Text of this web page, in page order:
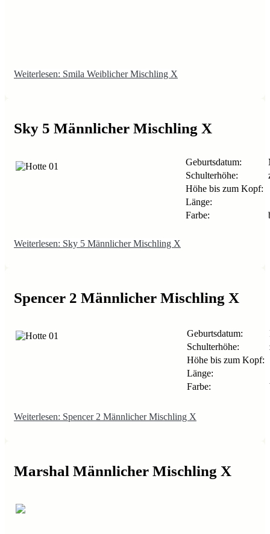
Weiterlesen: Smila Weiblicher Mischling X
Sky 5 Männlicher Mischling X
Geburtsdatum:
Schulterhöhe:
Höhe bis zum Kopf:
Länge:
Farbe:
Weiterlesen: Sky 5 Männlicher Mischling X
Spencer 2 Männlicher Mischling X
Geburtsdatum:
Schulterhöhe:
Höhe bis zum Kopf:
Länge:
Farbe:
Weiterlesen: Spencer 2 Männlicher Mischling X
Marshal Männlicher Mischling X